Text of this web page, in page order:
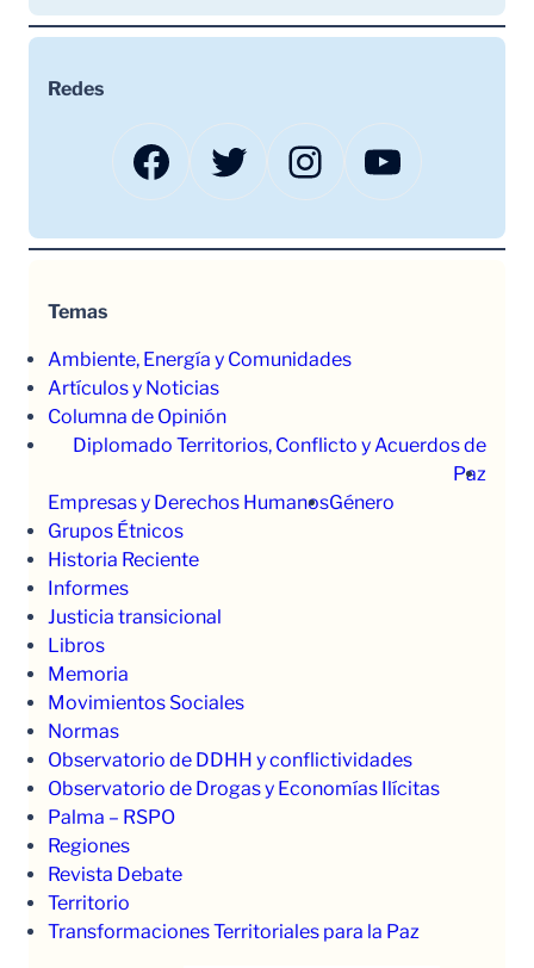
Redes
Facebook Twitter Instagram YouTube
Temas
Ambiente, Energía y Comunidades
Artículos y Noticias
Columna de Opinión
Diplomado Territorios, Conflicto y Acuerdos de
Paz
Empresas y Derechos HumanosGénero
Grupos Étnicos
Historia Reciente
Informes
Justicia transicional
Libros
Memoria
Movimientos Sociales
Normas
Observatorio de DDHH y conflictividades
Observatorio de Drogas y Economías Ilícitas
Palma – RSPO
Regiones
Revista Debate
Territorio
Transformaciones Territoriales para la Paz